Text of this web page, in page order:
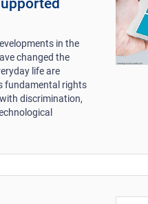
in the
changed the
life are
fundamental rights
discrimination,